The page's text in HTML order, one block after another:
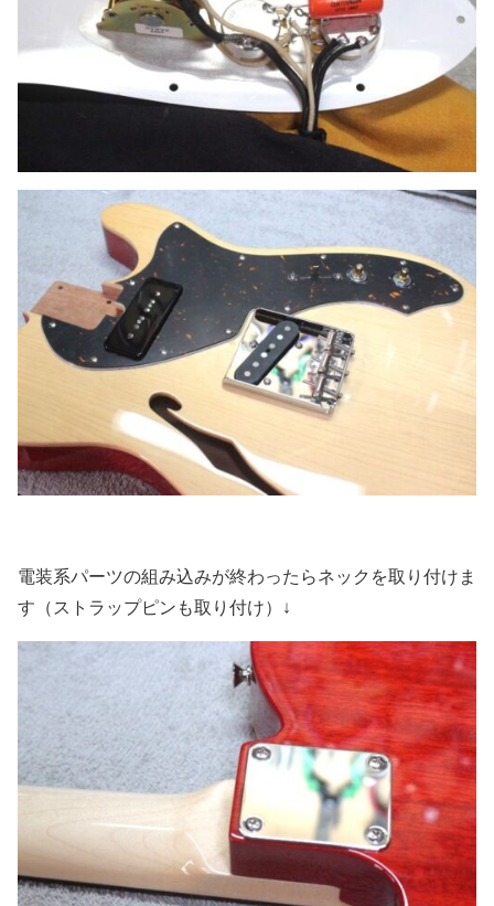
電装系パーツの組み込みが終わったらネックを取り付けま
す（ストラップピンも取り付け）↓